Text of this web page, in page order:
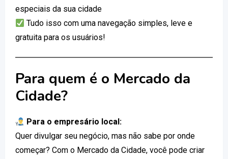
especiais da sua cidade
Tudo isso com uma navegação simples, leve e
gratuita para os usuários!
Para quem é o Mercado da
Cidade?
Para o empresário local:
Quer divulgar seu negócio, mas não sabe por onde
começar? Com o Mercado da Cidade, você pode criar